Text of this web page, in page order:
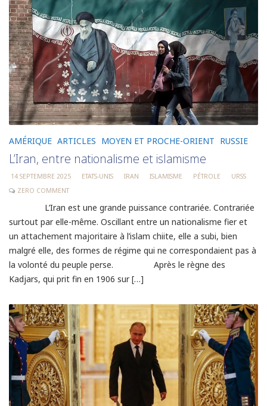
AMÉRIQUE ARTICLES MOYEN ET PROCHE-ORIENT RUSSIE
L’Iran, entre nationalisme et islamisme
14 SEPTEMBRE 2025 ETATS-UNIS IRAN ISLAMISME PÉTROLE
URSS
ZERO COMMENT
L’Iran est une grande puissance contrariée. Contrariée
surtout par elle-même. Oscillant entre un nationalisme fier et
un attachement majoritaire à l’islam chiite, elle a subi, bien
malgré elle, des formes de régime qui ne correspondaient pas à
la volonté du peuple perse. Après le règne des
Kadjars, qui prit fin en 1906 sur […]